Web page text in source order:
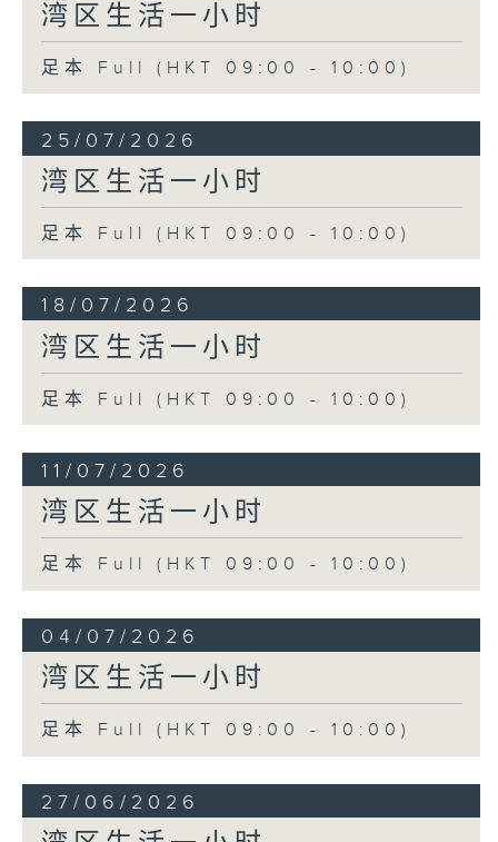
湾区生活一小时
足本 Full (HKT 09:00 - 10:00)
25/07/2026
湾区生活一小时
足本 Full (HKT 09:00 - 10:00)
18/07/2026
湾区生活一小时
足本 Full (HKT 09:00 - 10:00)
11/07/2026
湾区生活一小时
足本 Full (HKT 09:00 - 10:00)
04/07/2026
湾区生活一小时
足本 Full (HKT 09:00 - 10:00)
27/06/2026